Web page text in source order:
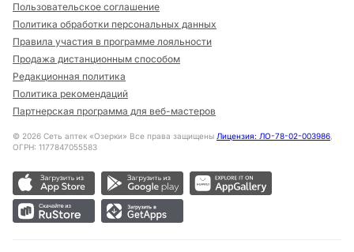
Пользовательское соглашение
Политика обработки персональных данных
Правила участия в программе лояльности
Продажа дистанционным способом
Редакционная политика
Политика рекомендаций
Партнерская программа для веб-мастеров
© 2026 Сеть аптек «Озерки» Все права защищены Лицензия: ЛО-78-02-003986,
ОГРН: 1177847055583